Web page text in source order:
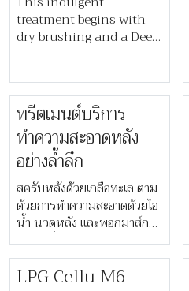
treatment begins with
dry brushing and a Deep
aromatherapy massage
using Chiva-Som
signature oils. It
concludes with a
revitalising facial and
scalp massage, leaving
your skin glowing and
your body deeply relaxed.
​​ทรีตเมนต์บริการ
ทำความสะอาดหลัง
อย่างล้ำลึก​
​​สครับหลังด้วยเกลือทะเล ตาม
ด้วยการทำความสะอาดด้วยไอ
น้ำ นวดหลัง และพอกมาส์ก
โคลนเพื่อลดการอุดตันและ
บรรเทาอาการระคายเคือง ช่วย
ให้หลังปราศจากสิว​
LPG Cellu M6